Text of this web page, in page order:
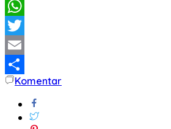
Facebook
WhatsApp
Twitter
Email
Share
Komentar